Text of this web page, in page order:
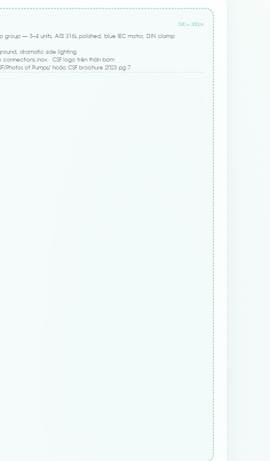
520 × 380px
group — 3–4 units, AISI 316L polished, blue IEC motor, DIN clamp
dramatic side lighting
connections inox · CSF logo trên thân bơm
Photos of Pumps/ hoặc CSF brochure 2023 pg 7